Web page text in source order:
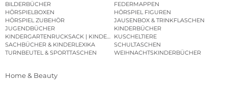
BILDERBÜCHER
FEDERMAPPEN
HÖRSPIELBOXEN
HÖRSPIEL FIGUREN
HÖRSPIEL ZUBEHÖR
JAUSENBOX & TRINKFLASCHEN
JUGENDBÜCHER
KINDERBÜCHER
KINDERGARTENRUCKSACK | KINDERGARTENBEUTEL
KUSCHELTIERE
SACHBÜCHER & KINDERLEXIKA
SCHULTASCHEN
TURNBEUTEL & SPORTTASCHEN
WEIHNACHTSKINDERBÜCHER
Home & Beauty